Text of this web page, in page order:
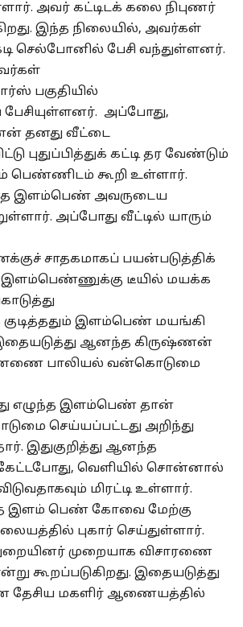
அவர் கட்டிடக் கலை நிபுணர்
இந்த நிலையில், அவர்கள்
செல்போனில் பேசி வந்துள்ளனர்.
பகுதியில்
பேசியுள்ளனர். அப்போது,
தனது வீட்டை
புதுப்பித்துக் கட்டி தர வேண்டும்
பெண்ணிடம் கூறி உள்ளார்.
இளம்பெண் அவருடைய
அப்போது வீட்டில் யாரும்
சாதகமாகப் பயன்படுத்திக்
டீயில் மயக்க
குடித்ததும் இளம்பெண் மயங்கி
இதையடுத்து ஆனந்த கிருஷ்ணன்
பாலியல் வன்கொடுமை
எழுந்த இளம்பெண் தான்
செய்யப்பட்டது அறிந்து
இதுகுறித்து ஆனந்த
வெளியில் சொன்னால்
மிரட்டி உள்ளார்.
இளம் பெண் கோவை மேற்கு
புகார் செய்துள்ளார்.
முறையாக விசாரணை
கூறப்படுகிறது. இதையடுத்து
மகளிர் ஆணையத்தில்